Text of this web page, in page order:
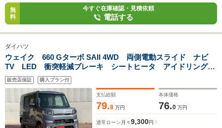
無
料
今すぐ在庫確認・見積依頼
電話する
ダイハツ
ウェイク 660 Gターボ SAII 4WD 両側電動スライド ナビ
TV LED 衝突軽減ブレーキ シートヒータ アイドリングス
トップ LEDフォグ 14インチアルミホイール
販売店保証 購入プラン付
支払総額
79.8 万円
本体価格
76.0 万円
通常ローン 月々9,300円